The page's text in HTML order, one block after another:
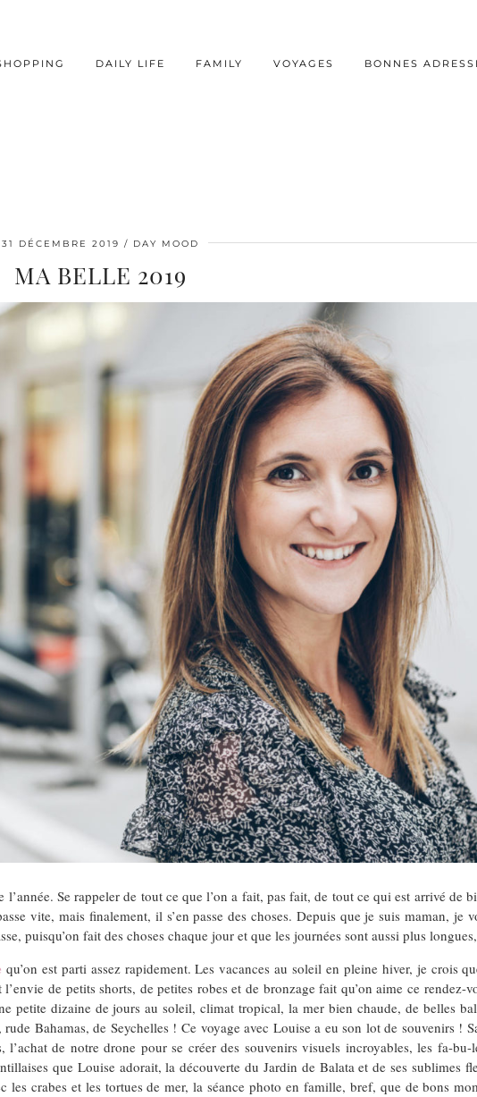
DAILY LIFE FAMILY VOYAGES BONNES
31 DÉCEMBRE 2019 DAY MOOD
MA BELLE 2019
Se rappeler de tout ce que l’on a fait, pas fait, de tout ce qui est arrivé de
vite, mais finalement, il s’en passe des choses. Depuis que je suis maman, je
puisqu’on fait des choses chaque jour et que les journées sont aussi plus
qu’on est parti assez rapidement. Les vacances au soleil en pleine hiver, je crois
de petits shorts, de petites robes et de bronzage fait qu’on aime ce rendez-
petite dizaine de jours au soleil, climat tropical, la mer bien chaude, de belles
Bahamas, de Seychelles ! Ce voyage avec Louise a eu son lot de souvenirs !
de notre drone pour se créer des souvenirs visuels incroyables, les fa-
que Louise adorait, la découverte du Jardin de Balata et de ses sublimes
crabes et les tortues de mer, la séance photo en famille, bref, que de bons